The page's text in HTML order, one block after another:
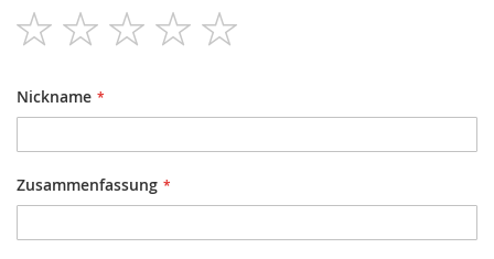
1
star
2
stars
3
stars
4
stars
Nickname
Zusammenfassung